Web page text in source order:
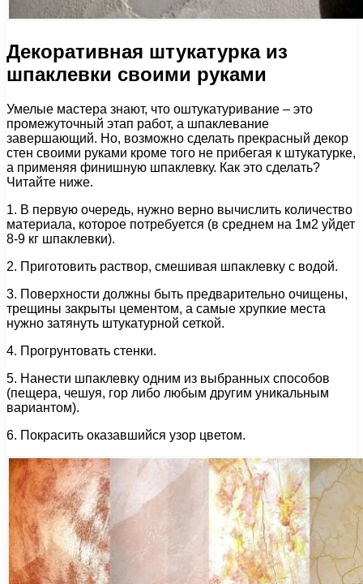
Декоративная штукатурка из
шпаклевки своими руками
Умелые мастера знают, что оштукатуривание – это
промежуточный этап работ, а шпаклевание
завершающий. Но, возможно сделать прекрасный декор
стен своими руками кроме того не прибегая к штукатурке,
а применяя финишную шпаклевку. Как это сделать?
Читайте ниже.
1. В первую очередь, нужно верно вычислить количество
материала, которое потребуется (в среднем на 1м2 уйдет
8-9 кг шпаклевки).
2. Приготовить раствор, смешивая шпаклевку с водой.
3. Поверхности должны быть предварительно очищены,
трещины закрыты цементом, а самые хрупкие места
нужно затянуть штукатурной сеткой.
4. Прогрунтовать стенки.
5. Нанести шпаклевку одним из выбранных способов
(пещера, чешуя, гор либо любым другим уникальным
вариантом).
6. Покрасить оказавшийся узор цветом.